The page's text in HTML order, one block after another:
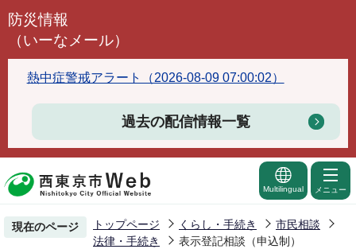
こ
頭
で
防災情報
（いーなメール）
熱中症警戒アラート（2026-08-09 07:00:02）
過去の配信情報一覧
Multilingual メニュー
現在のページ トップページ くらし・手続き
市民相談
法律・手続き
表示登記相談（申込制）